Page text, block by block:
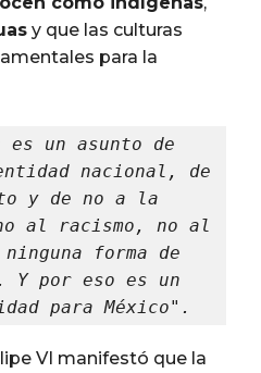
y que las culturas
para la
es un asunto de
nacional, de
y de no a la
al racismo, no al
forma de
Y por eso es un
para México".
VI manifestó que la